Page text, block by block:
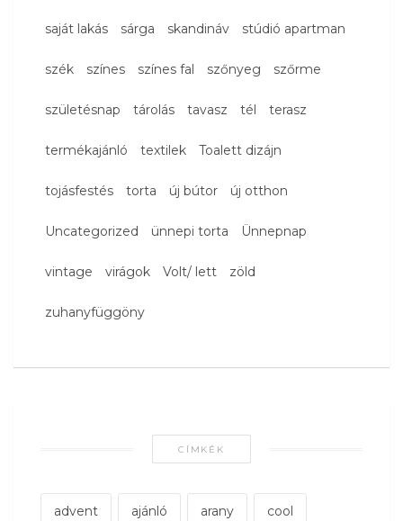
saját lakás sárga skandináv stúdió apartman
szék színes színes fal szőnyeg szőrme
születésnap tárolás tavasz tél terasz
termékajánló textilek Toalett dizájn
tojásfestés torta új bútor új otthon
Uncategorized ünnepi torta Ünnepnap
vintage virágok Volt/ lett zöld
zuhanyfüggöny
CÍMKÉK
advent ajánló arany cool